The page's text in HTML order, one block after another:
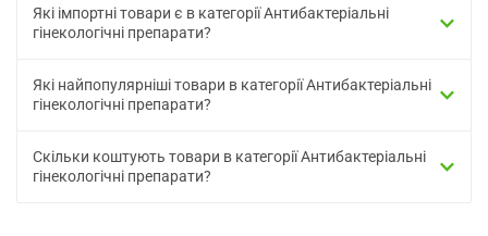
Які імпортні товари є в категорії Антибактеріальні
гінекологічні препарати?
Які найпопулярніші товари в категорії Антибактеріальні
гінекологічні препарати?
Скільки коштують товари в категорії Антибактеріальні
гінекологічні препарати?